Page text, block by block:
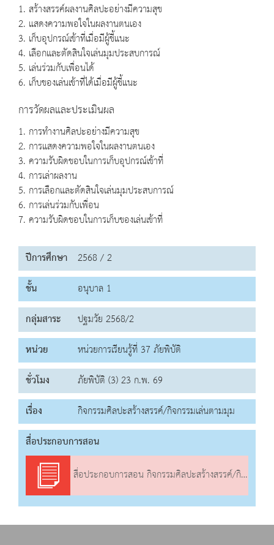
1. สร้างสรรค์ผลงานศิลปะอย่างมีความสุข
2. แสดงความพอใจในผลงานตนเอง
3. เก็บอุปกรณ์เข้าที่เมื่อมีผู้ชี้แนะ
4. เลือกและตัดสินใจเล่นมุมประสบการณ์
5. เล่นร่วมกับเพื่อนได้
6. เก็บของเล่นเข้าที่ได้เมื่อมีผู้ชี้แนะ
การวัดผลและประเมินผล
1. การทำงานศิลปะอย่างมีความสุข
2. การแสดงความพอใจในผลงานตนเอง
3. ความรับผิดชอบในการเก็บอุปกรณ์เข้าที่
4. การเล่าผลงาน
5. การเลือกและตัดสินใจเล่นมุมประสบการณ์
6. การเล่นร่วมกับเพื่อน
7. ความรับผิดชอบในการเก็บของเล่นเข้าที่
ปีการศึกษา 2568 / 2
ชั้น
อนุบาล 1
กลุ่มสาระ
ปฐมวัย 2568/2
หน่วย
หน่วยการเรียนรู้ที่ 37 ภัยพิบัติ
ชั่วโมง
ภัยพิบัติ (3) 23 ก.พ. 69
เรื่อง
กิจกรรมศิลปะสร้างสรรค์/กิจกรรมเล่นตามมุม
สื่อประกอบการสอน
สื่อประกอบการสอน กิจกรรมศิลปะสร้างสรรค์/กิจกรรมเล่นตามมุม